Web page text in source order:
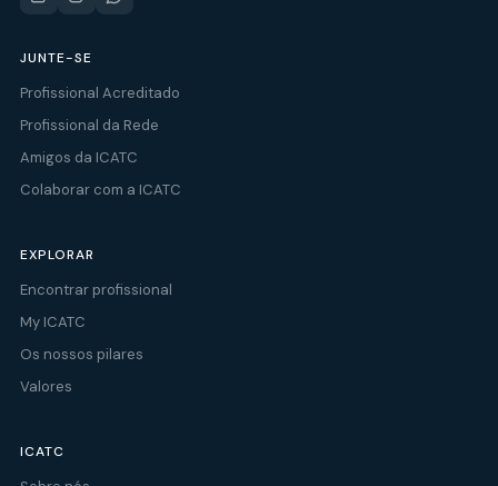
JUNTE-SE
Profissional Acreditado
Profissional da Rede
Amigos da ICATC
Colaborar com a ICATC
EXPLORAR
Encontrar profissional
My ICATC
Os nossos pilares
Valores
ICATC